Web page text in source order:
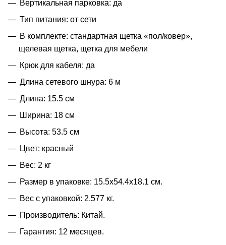
Вертикальная парковка: да
Тип питания: от сети
В комплекте: стандартная щетка «пол/ковер»,
щелевая щетка, щетка для мебели
Крюк для кабеля: да
Длина сетевого шнура: 6 м
Длина: 15.5 см
Ширина: 18 см
Высота: 53.5 см
Цвет: красный
Вес: 2 кг
Размер в упаковке: 15.5x54.4x18.1 см.
Вес с упаковкой: 2.577 кг.
Производитель: Китай.
Гарантия: 12 месяцев.